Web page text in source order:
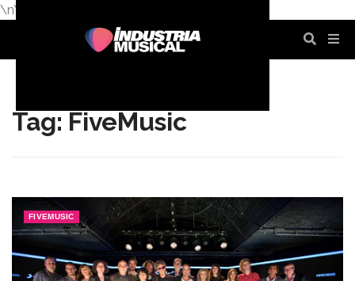
\n\n
Tag: FiveMusic
FIVEMUSIC